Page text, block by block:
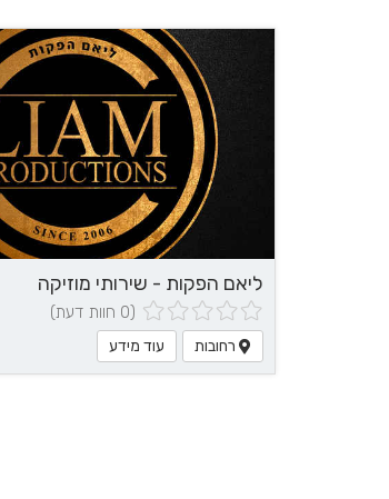
ליאם הפקות - שירותי מוזיקה
(0 חוות דעת)
רחובות עוד מידע